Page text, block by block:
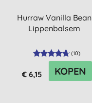
Hurraw Vanilla Bean
Lippenbalsem
(10)
€ 6,15 KOPEN